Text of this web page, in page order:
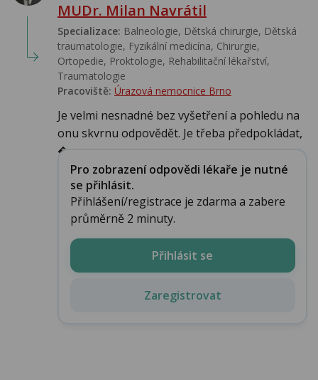
MUDr. Milan Navrátil
Specializace: Balneologie, Dětská chirurgie, Dětská
traumatologie, Fyzikální medicína, Chirurgie,
Ortopedie, Proktologie, Rehabilitační lékařství‎,
Traumatologie
Pracoviště: Úrazová nemocnice Brno
Je velmi nesnadné bez vyšetření a pohledu na
onu skvrnu odpovědět. Je třeba předpokládat,
�...
Pro zobrazení odpovědi lékaře je nutné
se přihlásit.
Přihlášení/registrace je zdarma a zabere
průměrně 2 minuty.
Přihlásit se
Zaregistrovat